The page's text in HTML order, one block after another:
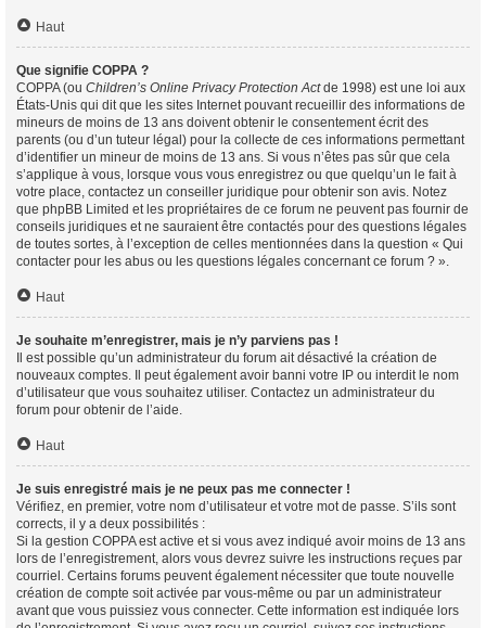
Haut
Que signifie COPPA ?
COPPA (ou Children’s Online Privacy Protection Actde 1998) est une loi aux
États-Unis qui dit que les sites Internet pouvant recueillir des informations de
mineurs de moins de 13 ans doivent obtenir le consentement écrit des
parents (ou d’un tuteur légal) pour la collecte de ces informations permettant
d’identifier un mineur de moins de 13 ans. Si vous n’êtes pas sûr que cela
s’applique à vous, lorsque vous vous enregistrez ou que quelqu’un le fait à
votre place, contactez un conseiller juridique pour obtenir son avis. Notez
que phpBB Limited et les propriétaires de ce forum ne peuvent pas fournir de
conseils juridiques et ne sauraient être contactés pour des questions légales
de toutes sortes, à l’exception de celles mentionnées dans la question « Qui
contacter pour les abus ou les questions légales concernant ce forum ? ».
Haut
Je souhaite m’enregistrer, mais je n’y parviens pas !
Il est possible qu’un administrateur du forum ait désactivé la création de
nouveaux comptes. Il peut également avoir banni votre IP ou interdit le nom
d’utilisateur que vous souhaitez utiliser. Contactez un administrateur du
forum pour obtenir de l’aide.
Haut
Je suis enregistré mais je ne peux pas me connecter !
Vérifiez, en premier, votre nom d’utilisateur et votre mot de passe. S’ils sont
corrects, il y a deux possibilités :
Si la gestion COPPA est active et si vous avez indiqué avoir moins de 13 ans
lors de l’enregistrement, alors vous devrez suivre les instructions reçues par
courriel. Certains forums peuvent également nécessiter que toute nouvelle
création de compte soit activée par vous-même ou par un administrateur
avant que vous puissiez vous connecter. Cette information est indiquée lors